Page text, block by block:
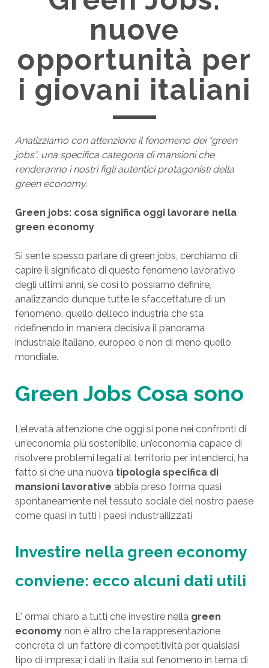
nuove
opportunità per
i giovani italiani
Analizziamo con attenzione il fenomeno dei “green
jobs”, una specifica categoria di mansioni che
renderanno i nostri figli autentici protagonisti della
green economy.
Green jobs: cosa significa oggi lavorare nella
green economy
Si sente spesso parlare di green jobs, cerchiamo di
capire il significato di questo fenomeno lavorativo
degli ultimi anni, se così lo possiamo definire,
analizzando dunque tutte le sfaccettature di un
fenomeno, quello dell’eco industria che sta
ridefinendo in maniera decisiva il panorama
industriale italiano, europeo e non di meno quello
mondiale.
Green Jobs Cosa sono
L’elevata attenzione che oggi si pone nei confronti di
un’economia più sostenibile, un’economia capace di
risolvere problemi legati al territorio per intenderci, ha
fatto sì che una nuova tipologia specifica di
mansioni lavorative abbia preso forma quasi
spontaneamente nel tessuto sociale del nostro paese
come quasi in tutti i paesi industrailizzati
Investire nella green economy
conviene: ecco alcuni dati utili
E’ ormai chiaro a tutti che investire nella green
economy non è altro che la rappresentazione
concreta di un fattore di competitività per qualsiasi
tipo di impresa; i dati in Italia sul fenomeno in tema di